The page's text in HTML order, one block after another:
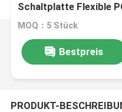
Schaltplatte Flexible
MOQ：5 Stück
Bestpreis
PRODUKT-